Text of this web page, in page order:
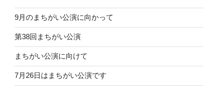
9月のまちがい公演に向かって
第38回まちがい公演
まちがい公演に向けて
7月26日はまちがい公演です